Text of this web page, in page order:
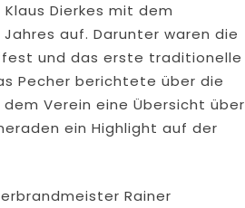
Dierkes mit dem
auf. Darunter waren die
und das erste traditionelle
Pecher berichtete über die
Verein eine Übersicht über
ein Highlight auf der
Rainer